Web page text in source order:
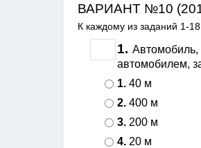
ВАРИАНТ №10
К каждому из заданий 1-
1. Автомобиль,
автомобилем,
1. 40 м
2. 400 м
3. 200 м
4. 20 м